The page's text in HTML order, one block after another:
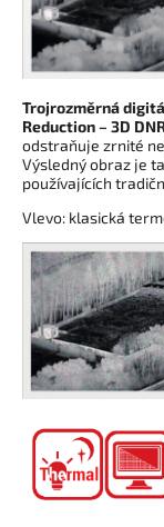
Trojrozměrná
Reduction – 3D
odstraňuje zrnité
Výsledný obraz je
používajících
Vlevo: klasická